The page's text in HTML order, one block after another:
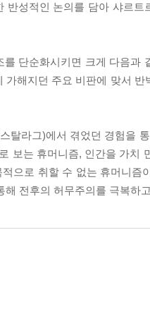
반성적인 논의를 담아 샤르
를 단순화시키면 크게 다음
가해지던 주요 비판에 맞서
탈라그)에서 겪었던 경험을
보는 휴머니즘, 인간을 가
으로 취할 수 없는 휴머니
전후의 허무주의를 극복하